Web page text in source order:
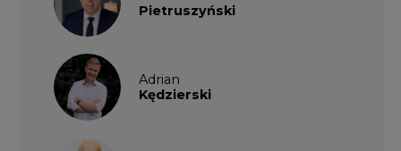
Pietruszyński
Adrian
Kędzierski